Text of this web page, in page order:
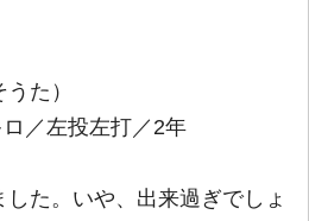
た）
／左投左打／2年
した。いや、出来過ぎでしょ